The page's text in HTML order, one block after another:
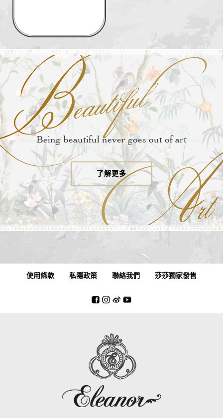
Being beautiful never goes out of art
了解更多
使用條款 私隱政策 聯絡我們 莎莎獨家發售